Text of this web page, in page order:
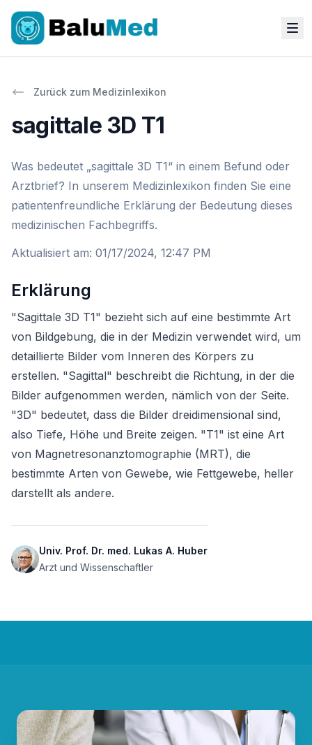
Zurück zum Medizinlexikon
sagittale 3D T1
Was bedeutet „sagittale 3D T1“ in einem Befund oder
Arztbrief? In unserem Medizinlexikon finden Sie eine
patientenfreundliche Erklärung der Bedeutung dieses
medizinischen Fachbegriffs.
Aktualisiert am: 01/17/2024, 12:47 PM
Erklärung
"Sagittale 3D T1" bezieht sich auf eine bestimmte Art
von Bildgebung, die in der Medizin verwendet wird, um
detaillierte Bilder vom Inneren des Körpers zu
erstellen. "Sagittal" beschreibt die Richtung, in der die
Bilder aufgenommen werden, nämlich von der Seite.
"3D" bedeutet, dass die Bilder dreidimensional sind,
also Tiefe, Höhe und Breite zeigen. "T1" ist eine Art
von Magnetresonanztomographie (MRT), die
bestimmte Arten von Gewebe, wie Fettgewebe, heller
darstellt als andere.
Univ. Prof. Dr. med. Lukas A. Huber
Arzt und Wissenschaftler